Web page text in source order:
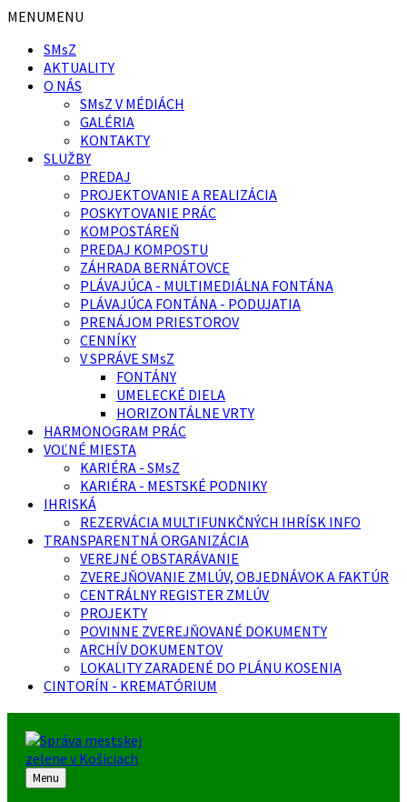
Preskočiť
obsah
Preskočiť
pätičku
MENUMENU
SMsZ
AKTUALITY
O NÁS
SMsZ V MÉDIÁCH
GALÉRIA
KONTAKTY
SLUŽBY
PREDAJ
PROJEKTOVANIE A REALIZÁCIA
POSKYTOVANIE PRÁC
KOMPOSTÁREŇ
PREDAJ KOMPOSTU
ZÁHRADA BERNÁTOVCE
PLÁVAJÚCA - MULTIMEDIÁLNA FONTÁNA
PLÁVAJÚCA FONTÁNA - PODUJATIA
PRENÁJOM PRIESTOROV
CENNÍKY
V SPRÁVE SMsZ
FONTÁNY
UMELECKÉ DIELA
HORIZONTÁLNE VRTY
HARMONOGRAM PRÁC
VOĽNÉ MIESTA
KARIÉRA - SMsZ
KARIÉRA - MESTSKÉ PODNIKY
IHRISKÁ
REZERVÁCIA MULTIFUNKČNÝCH IHRÍSK INFO
TRANSPARENTNÁ ORGANIZÁCIA
VEREJNÉ OBSTARÁVANIE
ZVEREJŇOVANIE ZMLÚV, OBJEDNÁVOK A FAKTÚR
CENTRÁLNY REGISTER ZMLÚV
PROJEKTY
POVINNE ZVEREJŇOVANÉ DOKUMENTY
ARCHÍV DOKUMENTOV
LOKALITY ZARADENÉ DO PLÁNU KOSENIA
CINTORÍN - KREMATÓRIUM
Menu